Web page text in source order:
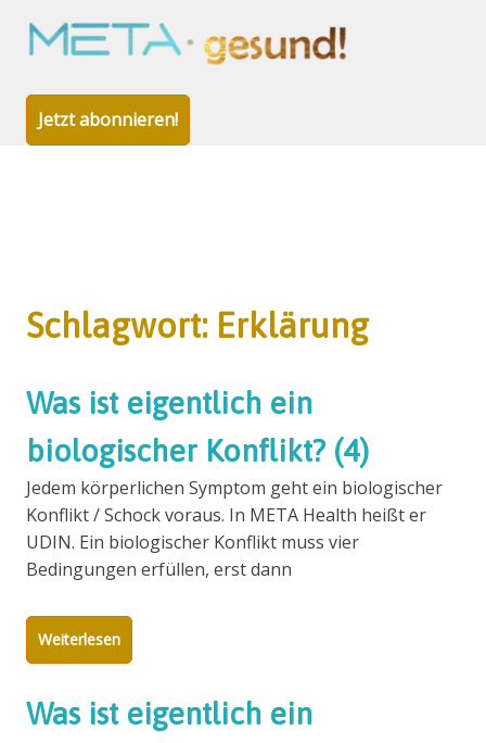
Inhalt
springen
Jetzt abonnieren!
Schlagwort: Erklärung
Was ist eigentlich ein
biologischer Konflikt? (4)
Jedem körperlichen Symptom geht ein biologischer
Konflikt / Schock voraus. In META Health heißt er
UDIN. Ein biologischer Konflikt muss vier
Bedingungen erfüllen, erst dann
Weiterlesen
Was ist eigentlich ein